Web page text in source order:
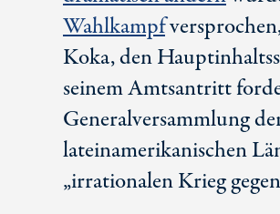
Wahlkampf
Koka, den
seinem Amtsantritt
Generalversammlung
lateinamerikanischen
„irrationalen Krieg